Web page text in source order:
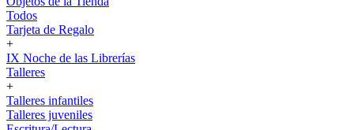
Todos
Tarjeta de Regalo
+
IX Noche de las Librerías
Talleres
+
Talleres infantiles
Talleres juveniles